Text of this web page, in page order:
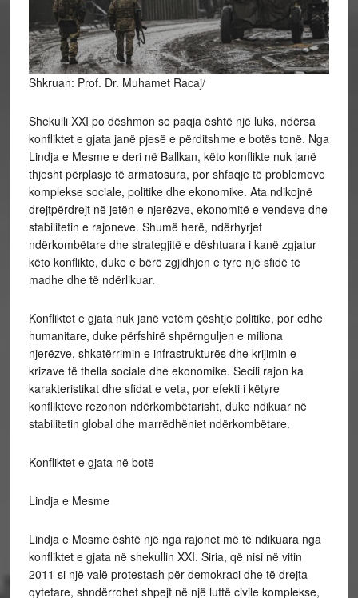
Shkruan: Prof. Dr. Muhamet Racaj/
Shekulli XXI po dëshmon se paqja është një luks, ndërsa
konfliktet e gjata janë pjesë e përditshme e botës tonë. Nga
Lindja e Mesme e deri në Ballkan, këto konflikte nuk janë
thjesht përplasje të armatosura, por shfaqje të problemeve
komplekse sociale, politike dhe ekonomike. Ata ndikojnë
drejtpërdrejt në jetën e njerëzve, ekonomitë e vendeve dhe
stabilitetin e rajoneve. Shumë herë, ndërhyrjet
ndërkombëtare dhe strategjitë e dështuara i kanë zgjatur
këto konflikte, duke e bërë zgjidhjen e tyre një sfidë të
madhe dhe të ndërlikuar.
Konfliktet e gjata nuk janë vetëm çështje politike, por edhe
humanitare, duke përfshirë shpërnguljen e miliona
njerëzve, shkatërrimin e infrastrukturës dhe krijimin e
krizave të thella sociale dhe ekonomike. Secili rajon ka
karakteristikat dhe sfidat e veta, por efekti i këtyre
konflikteve rezonon ndërkombëtarisht, duke ndikuar në
stabilitetin global dhe marrëdhëniet ndërkombëtare.
Konfliktet e gjata në botë
Lindja e Mesme
Lindja e Mesme është një nga rajonet më të ndikuara nga
konfliktet e gjata në shekullin XXI. Siria, që nisi në vitin
2011 si një valë protestash për demokraci dhe të drejta
qytetare, shndërrohet shpejt në një luftë civile komplekse,